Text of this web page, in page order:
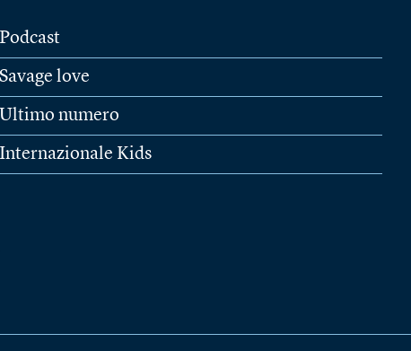
Podcast
Savage love
Ultimo numero
Internazionale Kids